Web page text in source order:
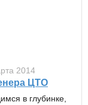
2014
ЦТО
в глубинке,